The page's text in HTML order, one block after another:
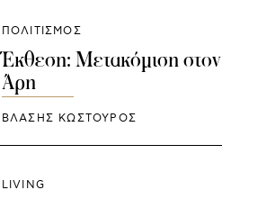
ΠΟΛΙΤΙΣΜΟΣ
Έκθεση: Μετακόμιση στον
Άρη
ΒΛΑΣΗΣ ΚΩΣΤΟΥΡΟΣ
LIVING